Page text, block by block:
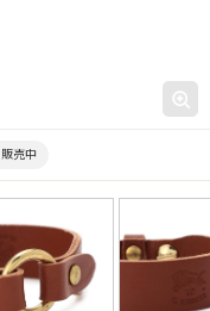
販売中